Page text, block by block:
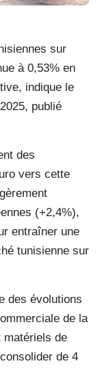
sur
à 0,53% en
indique le
publié
des
vers cette
(+2,4%),
entraîner une
tunisienne sur
des évolutions
de la
matériels de
de 4